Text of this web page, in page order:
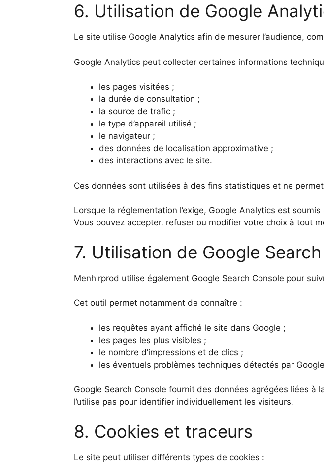
6. Utilisation de Google
Le site utilise Google Analytics afin de mesurer l’audience,
Google Analytics peut collecter certaines informations
les pages visitées ;
la durée de consultation ;
la source de trafic ;
le type d’appareil utilisé ;
le navigateur ;
des données de localisation approximative ;
des interactions avec le site.
Ces données sont utilisées à des fins statistiques et ne
Lorsque la réglementation l’exige, Google Analytics est
Vous pouvez accepter, refuser ou modifier votre choix à tout
7. Utilisation de Google
Menhirprod utilise également Google Search Console pour
Cet outil permet notamment de connaître :
les requêtes ayant affiché le site dans Google ;
les pages les plus visibles ;
le nombre d’impressions et de clics ;
les éventuels problèmes techniques détectés par
Google Search Console fournit des données agrégées liées
l’utilise pas pour identifier individuellement les visiteurs.
8. Cookies et traceurs
Le site peut utiliser différents types de cookies :